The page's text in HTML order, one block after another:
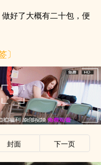
好了大概有二十包，便
〕
封面 下一页